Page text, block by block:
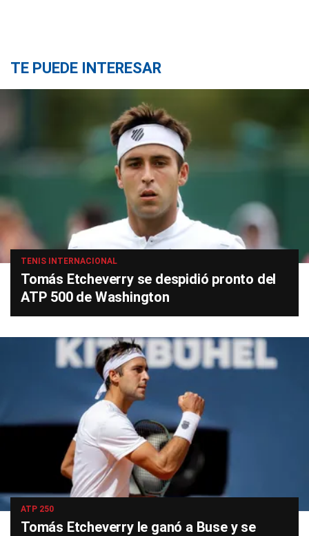
TE PUEDE INTERESAR
TENIS INTERNACIONAL
Tomás Etcheverry se despidió pronto del
ATP 500 de Washington
ATP 250
Tomás Etcheverry le ganó a Buse y se